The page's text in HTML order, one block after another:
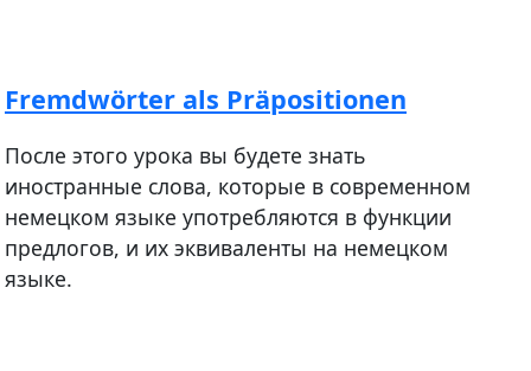
Fremdwörter als Präpositionen
После этого урока вы будете знать
иностранные слова, которые в современном
немецком языке употребляются в функции
предлогов, и их эквиваленты на немецком
языке.